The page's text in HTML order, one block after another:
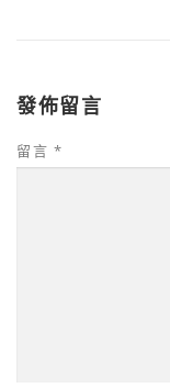
發佈留言
留言 *